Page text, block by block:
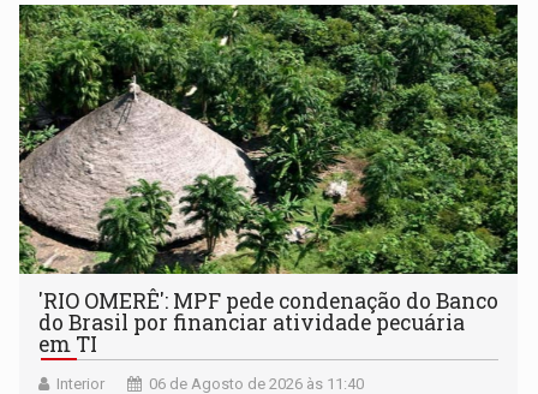
'RIO OMERÊ': MPF pede condenação do Banco
do Brasil por financiar atividade pecuária
em TI
Interior 06 de Agosto de 2026 às 11:40